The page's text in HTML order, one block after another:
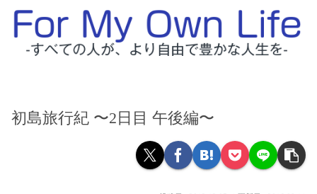
初島旅行紀 〜2日目 午後編〜